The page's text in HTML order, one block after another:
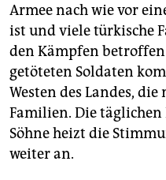
Armee nach wie vor
ist und viele türkische
den Kämpfen
getöteten Soldaten
Westen des Landes,
Familien. Die
Söhne heizt die
weiter an.